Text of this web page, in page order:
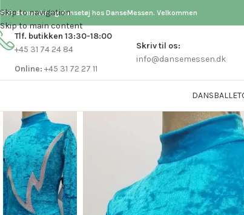
Skip to navigation
Skip to main content
Køb dansesko og dansetøj hos DanseMessen. Velkommen
Tlf. butikken 13:30-18:00
+45 31 74 24 84
Online: +45 31 72 27 11
Skriv til os:
info@dansemessen.dk
DANSBALLET